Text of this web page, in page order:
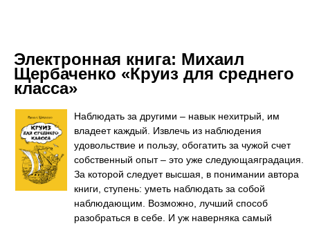
Электронная книга: Михаил
Щербаченко «Круиз для среднего
класса»
Наблюдать за другими – навык нехитрый, им
владеет каждый. Извлечь из наблюдения
удовольствие и пользу, обогатить за чужой счет
собственный опыт – это уже следующаяградация.
За которой следует высшая, в понимании автора
книги, ступень: уметь наблюдать за собой
наблюдающим. Возможно, лучший способ
разобраться в себе. И уж наверняка самый